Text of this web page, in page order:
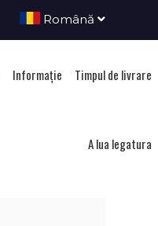
Română
Informație Timpul de livrare
A lua legatura